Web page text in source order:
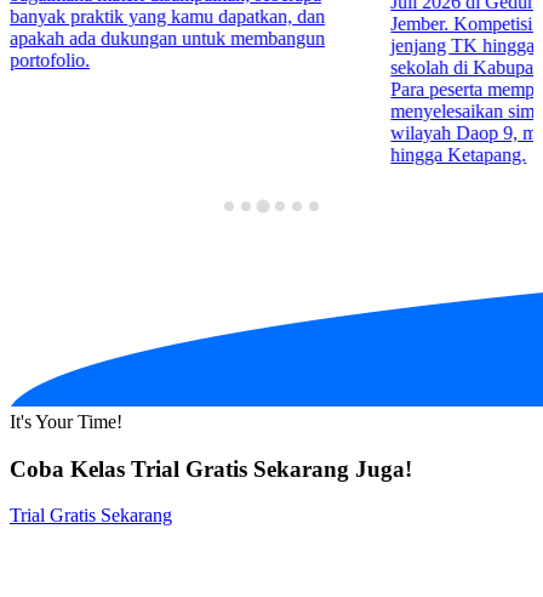
banyak praktik yang kamu dapatkan, dan
apakah ada dukungan untuk membangun
portofolio.
Jember. Kompetisi
jenjang TK hingga
sekolah di
Para peserta
menyelesaikan
wilayah Daop 9,
hingga Ketapang.
It's Your Time!
Coba Kelas Trial Gratis Sekarang Juga!
Trial Gratis Sekarang